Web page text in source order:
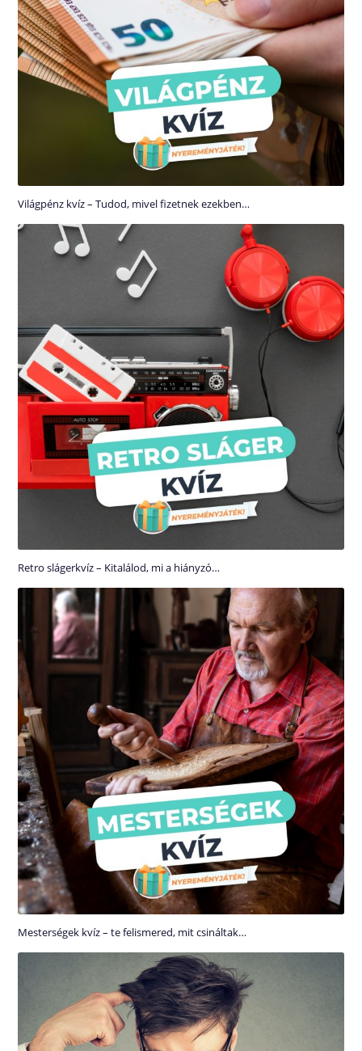
Világpénz kvíz – Tudod, mivel fizetnek ezekben…
Retro slágerkvíz – Kitalálod, mi a hiányzó…
Mesterségek kvíz – te felismered, mit csináltak…